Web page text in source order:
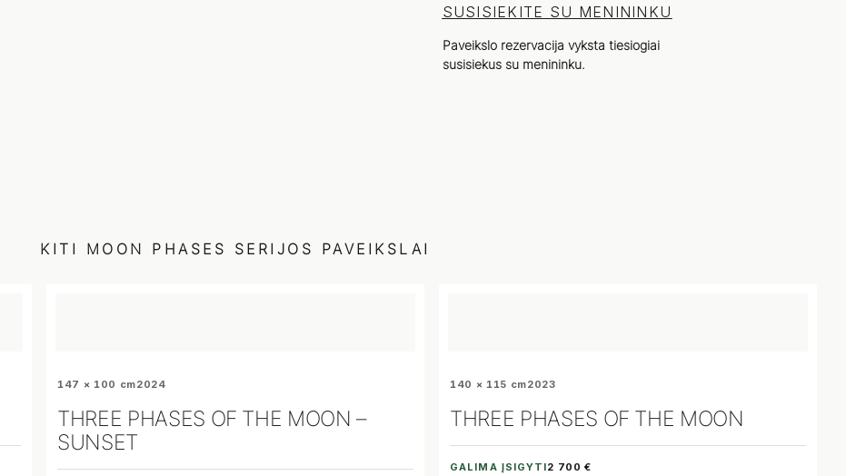
SUSISIEKITE SU MENININKU
Paveikslo rezervacija vyksta tiesiogiai
susisiekus su menininku.
KITI MOON PHASES SERIJOS PAVEIKSLAI
147 × 100 cm2024
THREE PHASES OF THE MOON –
SUNSET
140 × 115 cm2023
THREE PHASES OF THE MOON
GALIMA ĮSIGYTI2 700 €